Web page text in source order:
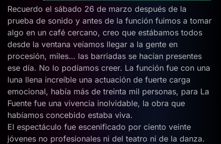
Recuerdo el sábado 26 de marzo después de la
prueba de sonido y antes de la función fuimos a tomar
algo en un café cercano, creo que estábamos todos
desde la ventana veíamos llegar a la gente en
procesión, miles… las barriadas se hacían presentes
ese día. No lo podíamos creer. La función fue con una
luna llena increíble una actuación de fuerte carga
emocional, había más de treinta mil personas, para La
Fuente fue una vivencia inolvidable, la obra que
habíamos concebido estaba viva.
El espectáculo fue escenificado por ciento veinte
jóvenes no profesionales ni del teatro ni de la danza.